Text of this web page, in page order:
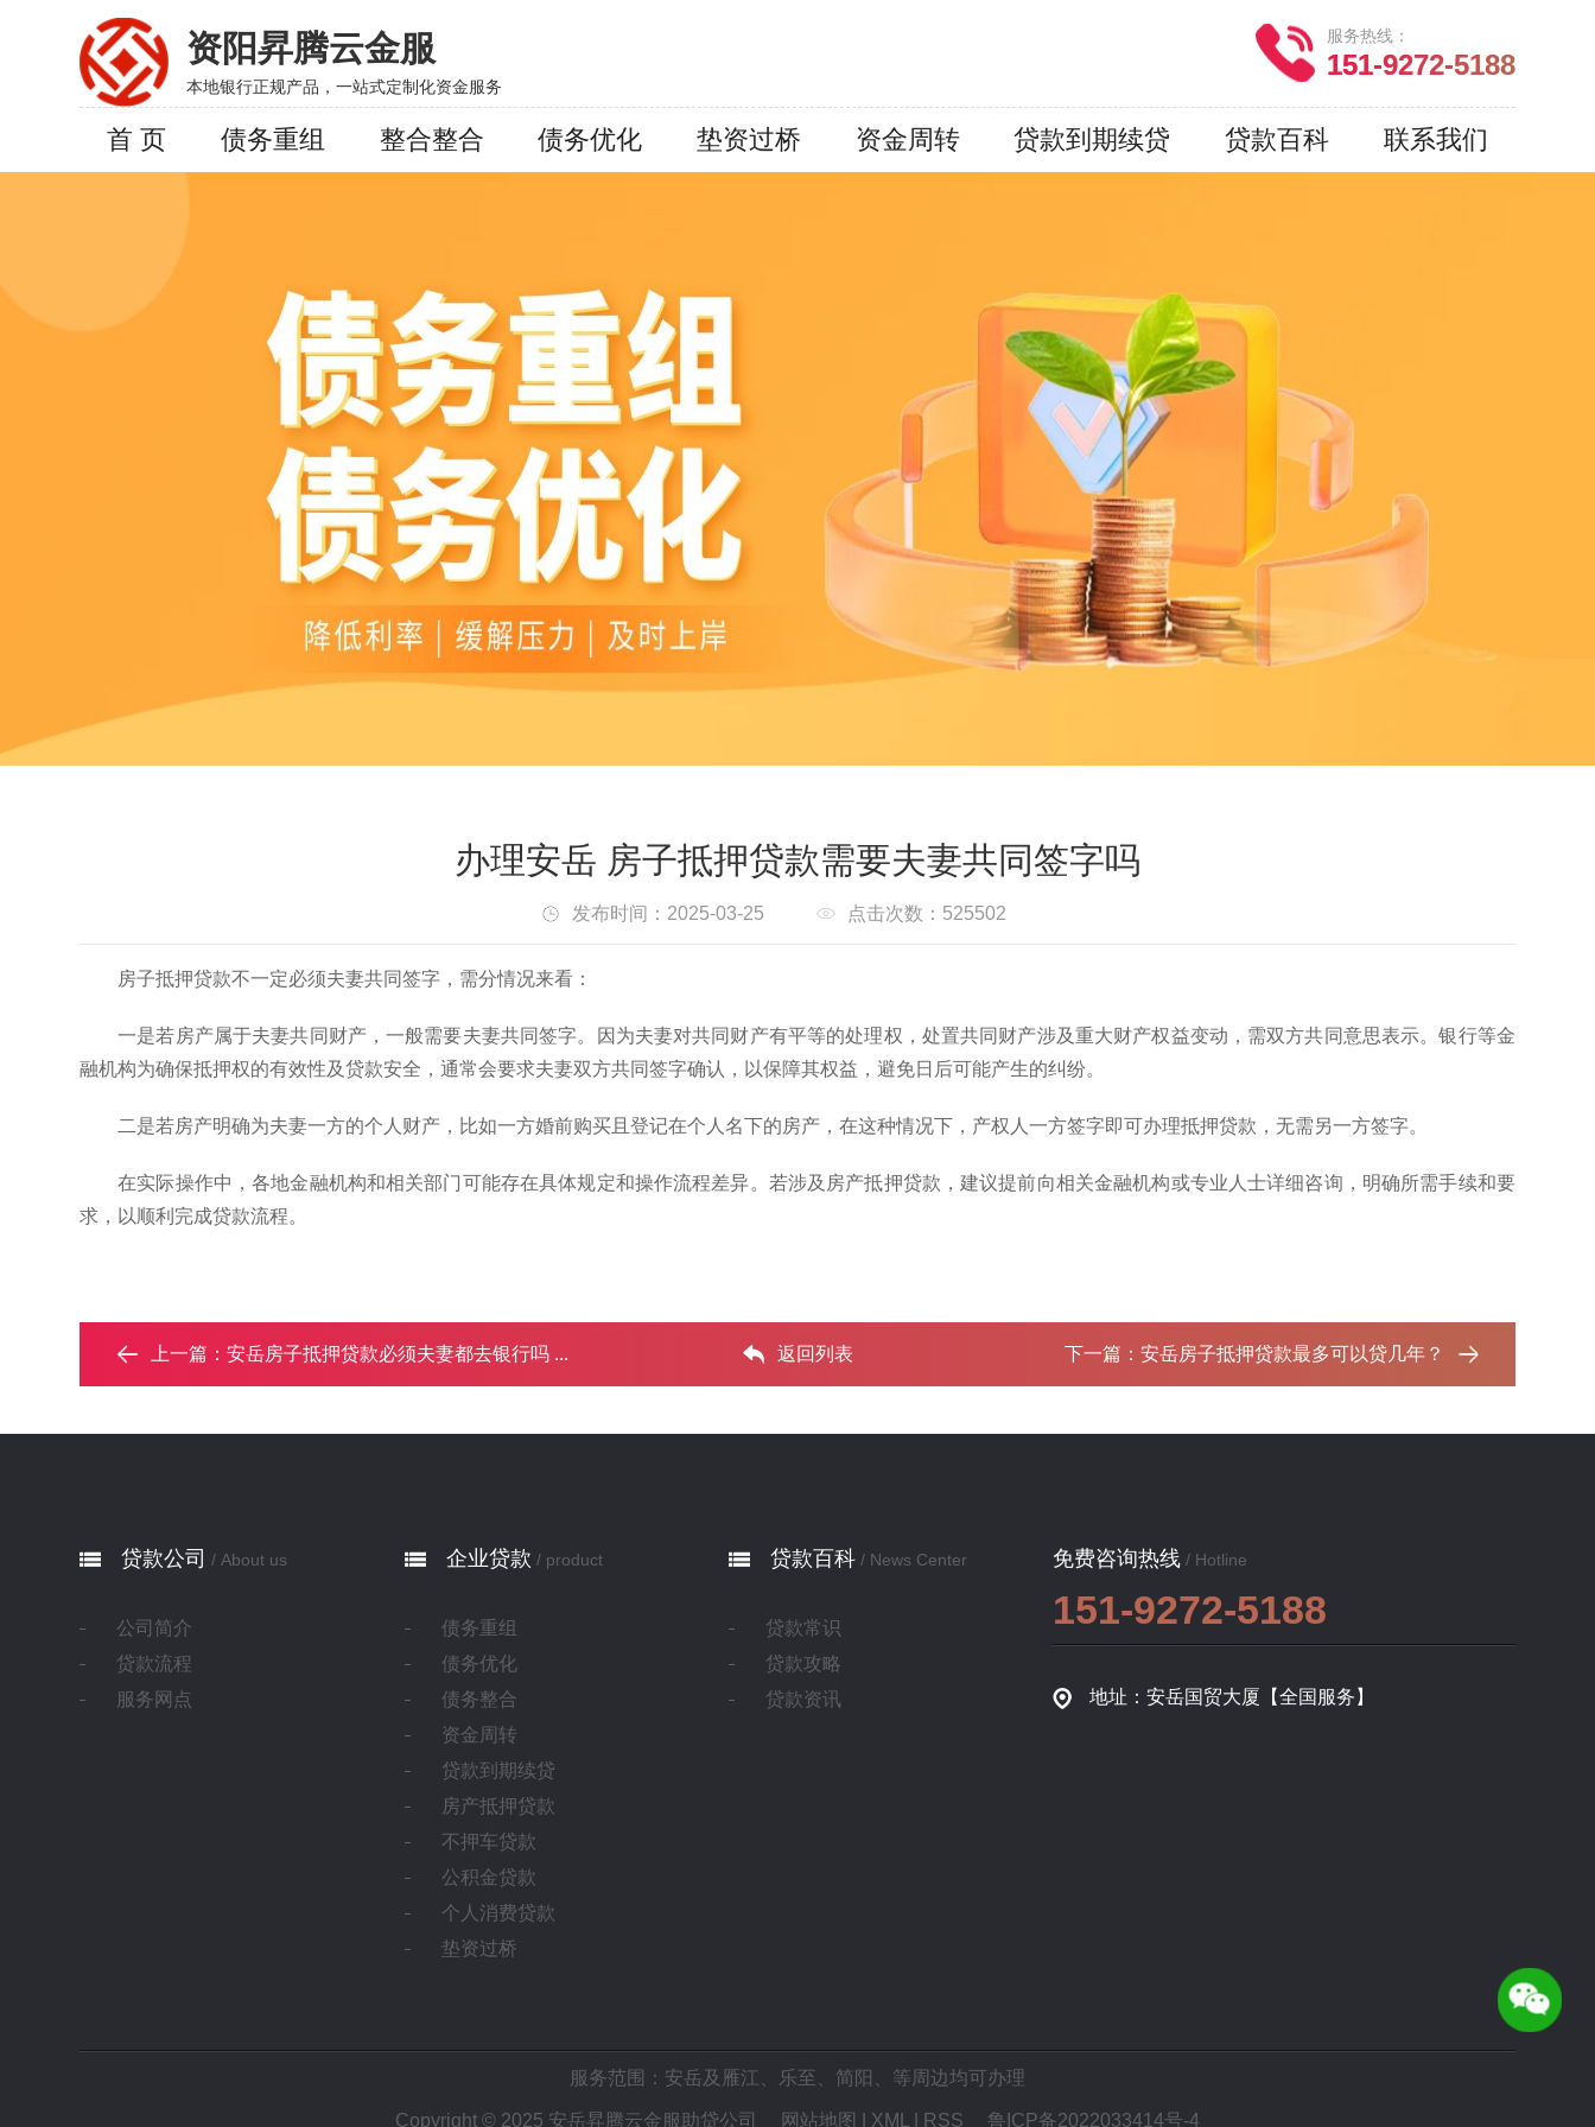
资阳昇腾云金服
本地银行正规产品，一站式定制化资金服务
服务热线：
151-9272-5188
首 页 债务重组 整合整合 债务优化 垫资过桥 资金周转 贷款到期续贷 贷款百科 联系我们
办理安岳 房子抵押贷款需要夫妻共同签字吗
发布时间：2025-03-25 点击次数：525502
房子抵押贷款不一定必须夫妻共同签字，需分情况来看：
一是若房产属于夫妻共同财产，一般需要夫妻共同签字。因为夫妻对共同财产有平等的处理权，处置共同财产涉及重大财产权益变动，需双方共同意思表示。银行等金
融机构为确保抵押权的有效性及贷款安全，通常会要求夫妻双方共同签字确认，以保障其权益，避免日后可能产生的纠纷。
二是若房产明确为夫妻一方的个人财产，比如一方婚前购买且登记在个人名下的房产，在这种情况下，产权人一方签字即可办理抵押贷款，无需另一方签字。
在实际操作中，各地金融机构和相关部门可能存在具体规定和操作流程差异。若涉及房产抵押贷款，建议提前向相关金融机构或专业人士详细咨询，明确所需手续和要
求，以顺利完成贷款流程。
上一篇：安岳房子抵押贷款必须夫妻都去银行吗 ...‌ 返回列表 下一篇： 安岳房子抵押贷款最多可以贷几年？‌
免费咨询热线 / Hotline
151-9272-5188
地址：安岳国贸大厦【全国服务】
贷款公司 / About us
公司简介
贷款流程
服务网点
企业贷款 / product
债务重组
债务优化
债务整合
资金周转
贷款到期续贷
房产抵押贷款
不押车贷款
公积金贷款
个人消费贷款
垫资过桥
贷款百科/ News Center
贷款常识
贷款攻略
贷款资讯
服务范围：安岳及 雁江 乐至 简阳 、等周边均可办理
Copyright © 2025 安岳昇腾云金服助贷公司 网站地图 XML RSS 鲁ICP备2022033414号-4